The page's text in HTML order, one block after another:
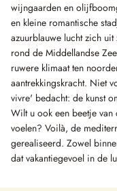
wijngaarden en
en kleine romantische
azuurblauwe lucht zich
rond de Middellandse
ruwere klimaat ten
aantrekkingskracht. Niet
vivre' bedacht: de kunst
Wilt u ook een beetje
voelen? Voilà, de
gerealiseerd. Zowel
dat vakantiegevoel in de